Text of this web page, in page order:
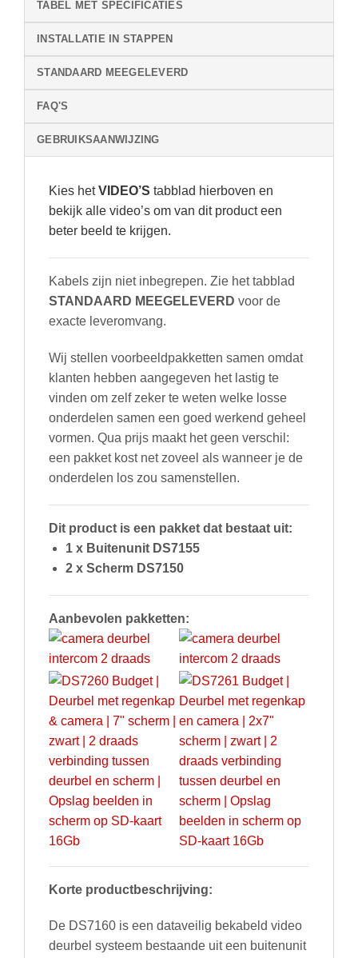
draads
deurbel
scherm
Opslag
beelden
scherm
TABEL MET SPECIFICATIES
INSTALLATIE IN STAPPEN
STANDAARD MEEGELEVERD
FAQ'S
GEBRUIKSAANWIJZING
Kies hetVIDEO’S tabblad hierboven en
bekijk alle video’s om van dit product een
beter beeld te krijgen.
Kabels zijn niet inbegrepen. Zie het tabblad
STANDAARD MEEGELEVERD voor de
exacte leveromvang.
Wij stellen voorbeeldpakketten samen omdat
klanten hebben aangegeven het lastig te
vinden om zelf zeker te weten welke losse
onderdelen samen een goed werkend geheel
vormen. Qua prijs maakt het geen verschil:
een pakket kost net zoveel als wanneer je de
onderdelen los zou samenstellen.
Dit product is een pakket dat bestaat uit:
1 x Buitenunit DS7155
2 x Scherm DS7150
Aanbevolen pakketten:
Korte productbeschrijving:
De DS7160 is een dataveilig bekabeld video
deurbel systeem bestaande uit een buitenunit